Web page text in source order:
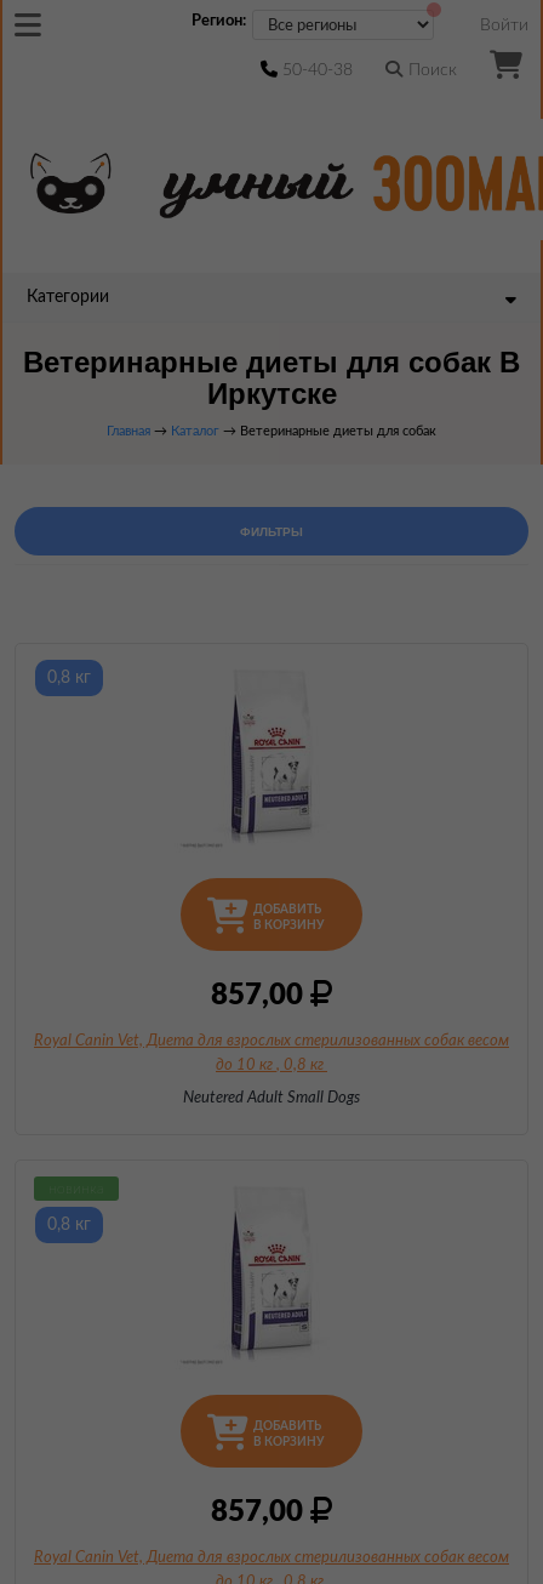
Регион: Войти
50-40-38 Поиск
Категории
Ветеринарные диеты для собак В
Иркутске
Главная → Каталог → Ветеринарные диеты для собак
ФИЛЬТРЫ
ДОБАВИТЬ
В КОРЗИНУ
857,00
0,8 кг
Royal Canin Vet, Диета для взрослых стерилизованных собак весом
до 10 кг , 0,8 кг
Neutered Adult Small Dogs
ДОБАВИТЬ
В КОРЗИНУ
857,00
0,8 кг
Royal Canin Vet, Диета для взрослых стерилизованных собак весом